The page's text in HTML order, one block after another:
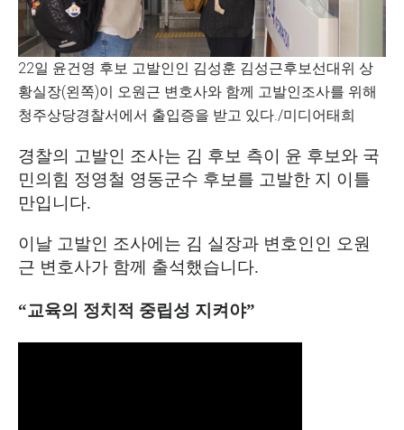
22일 윤건영 후보 고발인인 김성훈 김성근후보선대위 상
황실장(왼쪽)이 오원근 변호사와 함께 고발인조사를 위해
청주상당경찰서에서 출입증을 받고 있다./미디어태희
경찰의 고발인 조사는 김 후보 측이 윤 후보와 국
민의힘 정영철 영동군수 후보를 고발한 지 이틀
만입니다.
이날 고발인 조사에는 김 실장과 변호인인 오원
근 변호사가 함께 출석했습니다.
“교육의 정치적 중립성 지켜야”